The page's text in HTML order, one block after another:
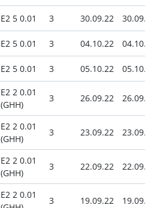
E2 5 0.01 3 30.09.22
E2 5 0.01 3 04.10.22
E2 5 0.01 3 05.10.22
E2 2 0.01
(GHH)
3 26.09.22
E2 2 0.01
(GHH)
3 23.09.22
E2 2 0.01
(GHH)
3 22.09.22
E2 2 0.01
3 19.09.22